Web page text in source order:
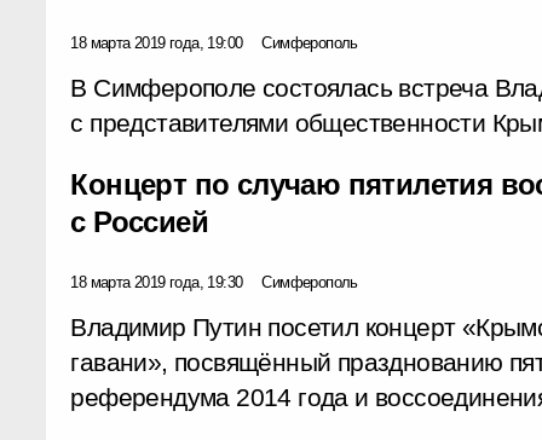
18 марта 2019 года, 19:00 Симферополь
В Симферополе состоялась встреча
с представителями общественности
Концерт по случаю пятилетия
с Россией
18 марта 2019 года, 19:30 Симферополь
Владимир Путин посетил концерт
гавани», посвящённый празднованию
референдума 2014 года и